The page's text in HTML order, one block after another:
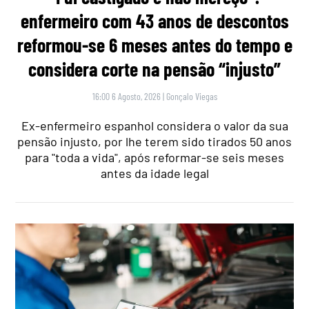
enfermeiro com 43 anos de descontos
reformou-se 6 meses antes do tempo e
considera corte na pensão “injusto”
16:00 6 Agosto, 2026 | Gonçalo Viegas
Ex-enfermeiro espanhol considera o valor da sua
pensão injusto, por lhe terem sido tirados 50 anos
para "toda a vida", após reformar-se seis meses
antes da idade legal